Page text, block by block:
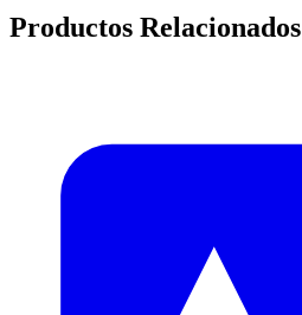
Productos Relacionados